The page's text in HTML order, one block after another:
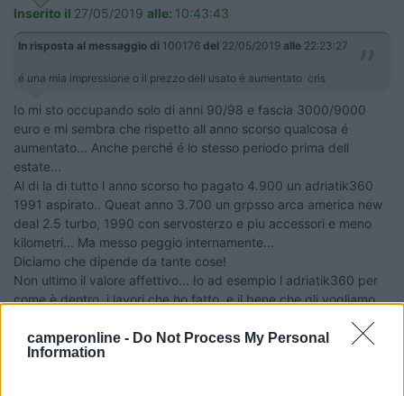
camperonline - Do Not Process My Personal
Information
Inserito il 27/05/2019 alle: 10:43:43
In risposta al messaggio di 100176 del 22/05/2019 alle 22:23:27
é una mia impressione o il prezzo dell usato é aumentato cris
Io mi sto occupando solo di anni 90/98 e fascia 3000/9000
euro e mi sembra che rispetto all anno scorso qualcosa é
aumentato... Anche perché é lo stesso periodo prima dell
estate...
Al di la di tutto l anno scorso ho pagato 4.900 un adriatik360
1991 aspirato.. Queat anno 3.700 un grpsso arca america new
deal 2.5 turbo, 1990 con servosterzo e piu accessori e meno
kilometri... Ma messo peggio internamente...
Diciamo che dipende da tante cose!
Non ultimo il valore affettivo... Io ad esempio l adriatik360 per
come è dentro, i lavori che ho fatto, e il bene che gli vogliamo...
a meno di 5.500...chi ne capisce lo prenderebbe, perché é
tutto originale in perfetto stato all interno, con migliaia di euro di